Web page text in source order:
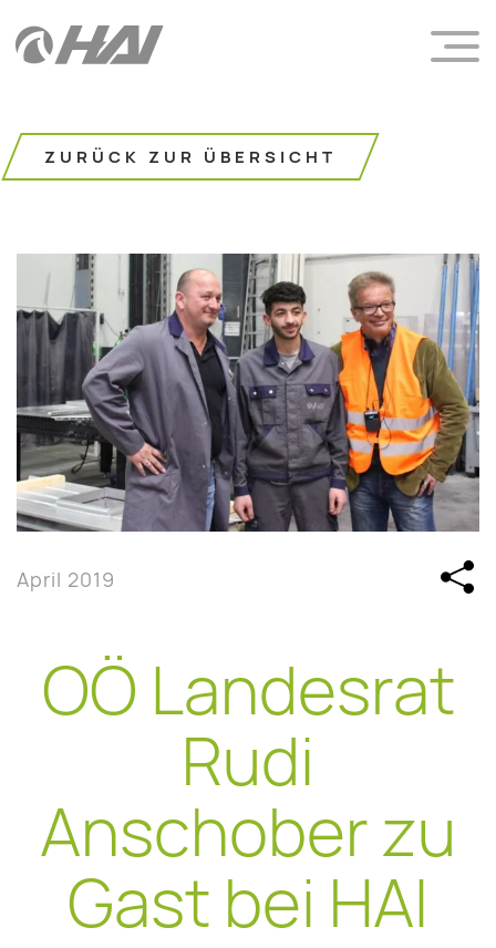
ZURÜCK ZUR ÜBERSICHT
April 2019
OÖ Landesrat
Rudi
Anschober zu
Gast bei HAI